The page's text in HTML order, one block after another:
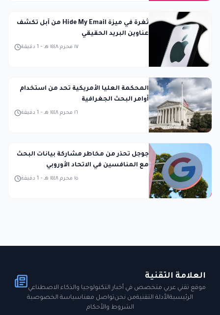
ثغرة في ميزة Hide My Email من آبل تكشف
عناوين البريد الحقيقي
1 دقيقة - ١٧ محرم ١٤٤٨ هـ
المحكمة العليا الأمريكية تحد من استخدام
أوامر البحث الجغرافية
1 دقيقة - ١٦ محرم ١٤٤٨ هـ
جوجل تحذر من مخاطر مشاركة بيانات البحث
مع المنافسين في الاتحاد الأوروبي
1 دقيقة - ١٥ محرم ١٤٤٨ هـ
العلامة التقنية
موقع تقني عربي متخصص في أخبار التكنولوجيا والذكاء الاصطناعي
الرئيسيةالأدلة التقنيةمن نحنتواصل معناسياسة الخصوصية
الشروط والأحكام